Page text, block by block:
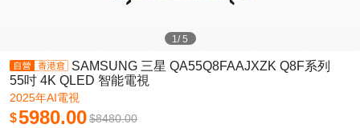
1/5
SAMSUNG 三星 QA55Q8FAAJXZK Q8F系列
55吋 4K QLED 智能電視
2025年AI電視
$5980.00$8480.00